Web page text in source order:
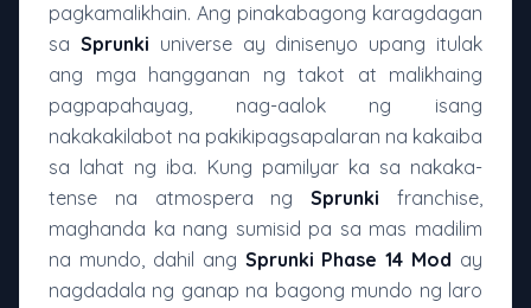
pagkamalikhain. Ang pinakabagong karagdagan
sa Sprunki universe ay dinisenyo upang itulak
ang mga hangganan ng takot at malikhaing
pagpapahayag, nag-aalok ng isang
nakakakilabot na pakikipagsapalaran na kakaiba
sa lahat ng iba. Kung pamilyar ka sa nakaka-
tense na atmospera ngSprunki franchise,
maghanda ka nang sumisid pa sa mas madilim
na mundo, dahil ang Sprunki Phase 14 Mod ay
nagdadala ng ganap na bagong mundo ng laro